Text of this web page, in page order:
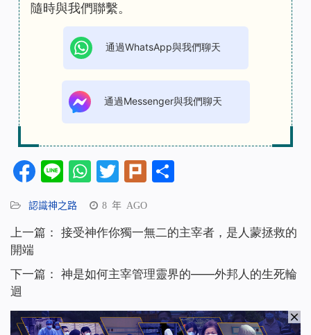
隨時與我們聯繫。
通過WhatsApp與我們聊天
通過Messenger與我們聊天
Facebook
LineWhatsApp
Twitter
Plurk
認識神之路 8 年 AGO
上一篇： 接受神作你獨一無二的主宰者，是人蒙拯救的
開端
下一篇： 神是如何主宰管理靈界的——外邦人的生死輪
迴